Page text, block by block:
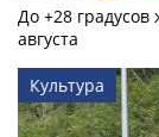
До +28
августа
Культура